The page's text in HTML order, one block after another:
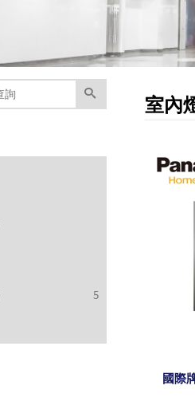
5
室內
國際